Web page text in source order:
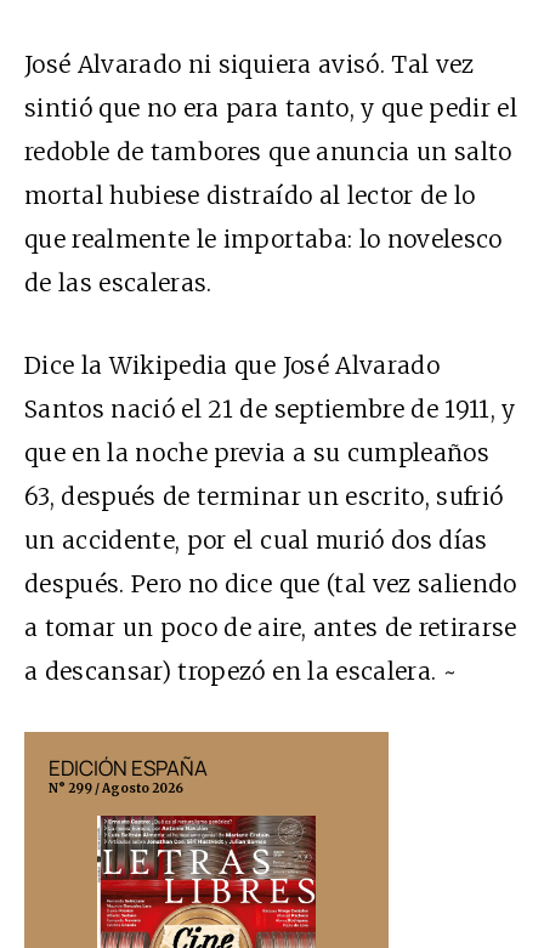
José Alvarado ni siquiera avisó. Tal vez
sintió que no era para tanto, y que pedir el
redoble de tambores que anuncia un salto
mortal hubiese distraído al lector de lo
que realmente le importaba: lo novelesco
de las escaleras.
Dice la Wikipedia que José Alvarado
Santos nació el 21 de septiembre de 1911, y
que en la noche previa a su cumpleaños
63, después de terminar un escrito, sufrió
un accidente, por el cual murió dos días
después. Pero no dice que (tal vez saliendo
a tomar un poco de aire, antes de retirarse
a descansar) tropezó en la escalera. ~
EDICIÓN ESPAÑA
N° 299 / Agosto 2026